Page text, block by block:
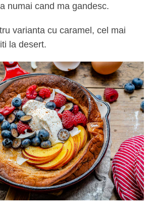
numai cand ma gandesc.
varianta cu caramel, cel mai
la desert.